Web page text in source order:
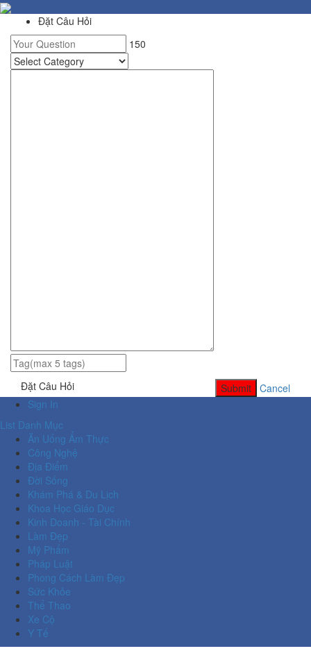
Đặt Câu Hỏi
150
Đặt Câu Hỏi Submit
Cancel
Sign In
List Danh Mục
Ăn Uống Ẩm Thực
Công Nghệ
Địa Điểm
Đời Sống
Khám Phá & Du Lịch
Khoa Học Giáo Dục
Kinh Doanh - Tài Chính
Làm Đẹp
Mỹ Phẩm
Pháp Luật
Phong Cách Làm Đẹp
Sức Khỏe
Thể Thao
Xe Cộ
Y Tế